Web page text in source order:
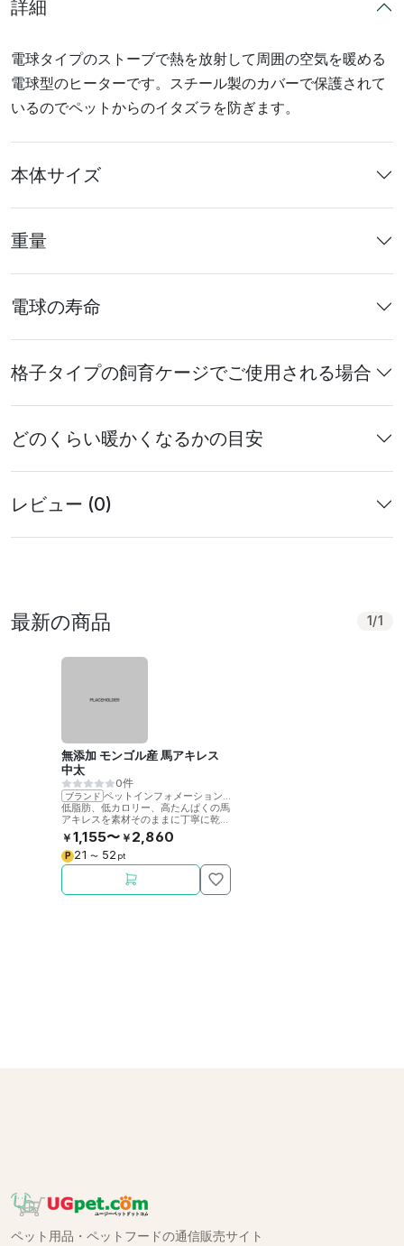
詳細
電球タイプのストーブで熱を放射して周囲の空気を暖める
電球型のヒーターです。スチール製のカバーで保護されて
いるのでペットからのイタズラを防ぎます。
本体サイズ
重量
電球の寿命
格子タイプの飼育ケージでご使用される場合
どのくらい暖かくなるかの目安
レビュー (0)
最新の商品 1 /1
無添加 モンゴル産 馬アキレス
中太
0件
ブランド
低脂肪、低カロリー、高たんぱくの馬
アキレスを素材そのままに丁寧に乾燥
させました。噛むことで歯の健康をサ
ポート。
￥ 1,155〜 ￥ 2,860
P 21 〜 52 pt
ペット用品・ペットフードの通信販売サイト